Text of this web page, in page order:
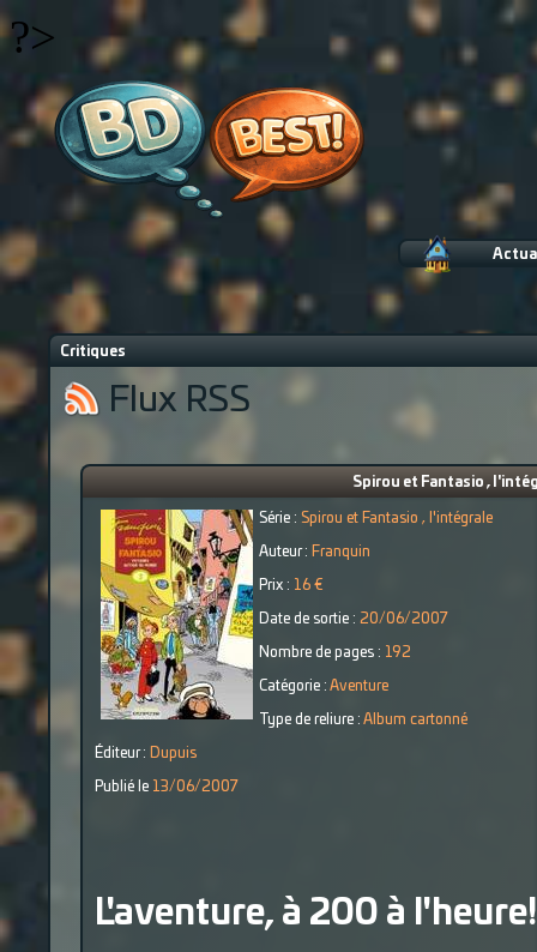
?>
Critiques
Flux RSS
Spirou et Fantasio ,
Série : Spirou et Fantasio , l'intégrale
Auteur : Franquin
Prix : 16 €
Date de sortie : 20/06/2007
Nombre de pages : 192
Catégorie : Aventure
Type de reliure : Album cartonné
Éditeur : Dupuis
Publié le 13/06/2007
L'aventure, à 200 à l'heure!